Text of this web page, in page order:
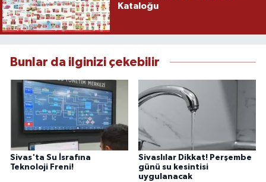
Kataloğu
Bunlar da ilginizi çekebilir
Sivas'ta Su İsrafına
Teknoloji Freni!
Sivaslılar Dikkat! Perşembe
günü su kesintisi
uygulanacak